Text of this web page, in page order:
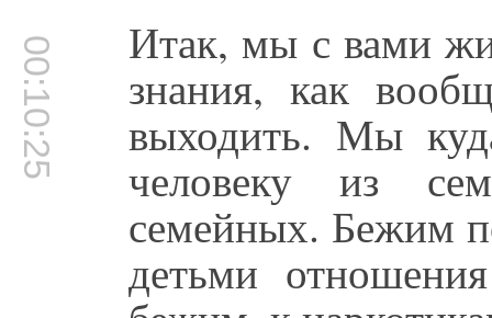
00:10:25 Итак, мы с вами
знания, как
выходить. Мы
человеку из
семейных. Бежим
детьми